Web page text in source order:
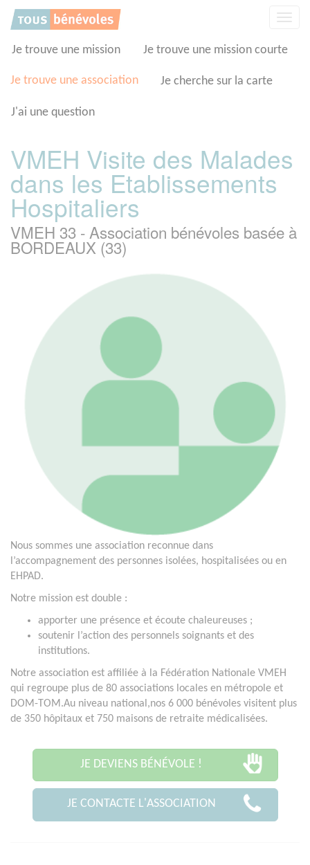
Je trouve une mission Je trouve une mission courte
Je trouve une association Je cherche sur la carte
J'ai une question
VMEH Visite des Malades
dans les Etablissements
Hospitaliers
VMEH 33 - Association bénévoles basée à
BORDEAUX (33)
Nous sommes une association reconnue dans
l’accompagnement des personnes isolées, hospitalisées ou en
EHPAD.
Notre mission est double :
apporter une présence et écoute chaleureuses ;
soutenir l’action des personnels soignants et des
institutions.
Notre association est affiliée à la Fédération Nationale VMEH
qui regroupe plus de 80 associations locales en métropole et
DOM-TOM.Au niveau national,nos 6 000 bénévoles visitent plus
de 350 hôpitaux et 750 maisons de retraite médicalisées.
JE DEVIENS BÉNÉVOLE !
JE CONTACTE L'ASSOCIATION
Panneau de gestion des cookies